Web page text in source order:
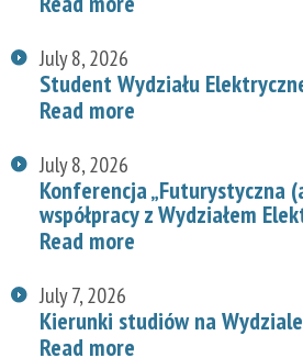
July 8, 2026
Student Wydziału
Read more
July 8, 2026
Konferencja „Futurystyczna
współpracy z Wydziałem
Read more
July 7, 2026
Kierunki studiów na
Read more